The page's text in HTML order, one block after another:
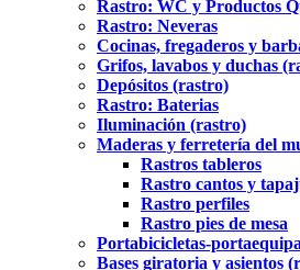
Rastro: WC y Productos
Rastro: Neveras
Cocinas, fregaderos y
Grifos, lavabos y duchas
Depósitos (rastro)
Rastro: Baterias
Iluminación (rastro)
Maderas y ferretería del
Rastros tableros
Rastro cantos y
Rastro perfiles
Rastro pies de mesa
Portabicicletas-
Bases giratoria y asientos